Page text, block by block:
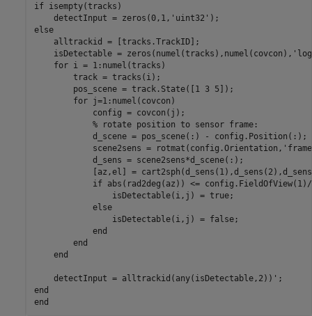
if isempty(tracks)
    detectInput = zeros(0,1,
'uint32'
else
    alltrackid = [tracks.TrackID];
    isDetectable = zeros(numel(tracks),numel(covcon),
for i = 1:numel(tracks)
        track = tracks(i);
        pos_scene = track.State([1 3 5]);
for j=1:numel(covcon)
            config = covcon(j);
% rotate position to sensor frame:
            d_scene = pos_scene(:) - config.Position(:);
            scene2sens = rotmat(config.Orientation,
            d_sens = scene2sens*d_scene(:);
[az,el] =
if abs(rad2deg(az)) <=
                isDetectable(i,j) = true;
else
                isDetectable(i,j) = false;
end
end
end
end
end